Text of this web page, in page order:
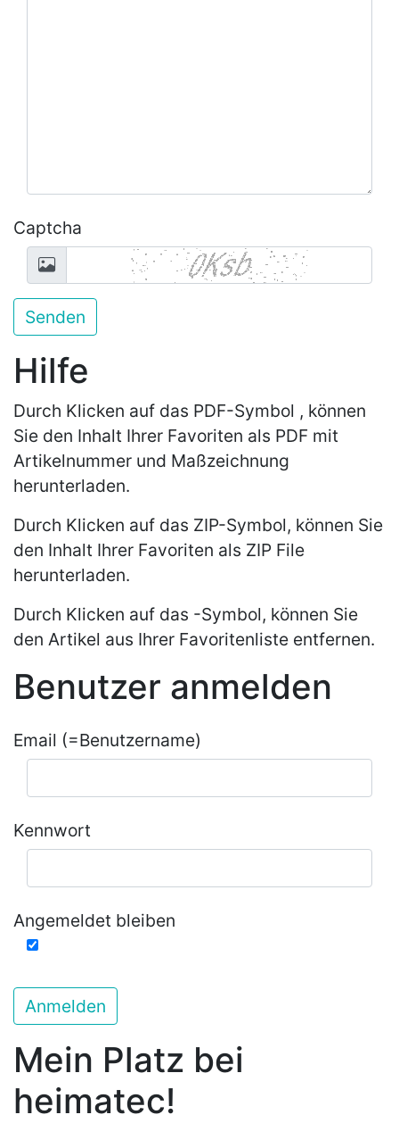
Captcha
Hilfe
Durch Klicken auf das PDF-Symbol , können
Sie den Inhalt Ihrer Favoriten als PDF mit
Artikelnummer und Maßzeichnung
herunterladen.
Durch Klicken auf das ZIP-Symbol, können Sie
den Inhalt Ihrer Favoriten als ZIP File
herunterladen.
Durch Klicken auf das -Symbol, können Sie
den Artikel aus Ihrer Favoritenliste entfernen.
Benutzer anmelden
Email (=Benutzername)
Kennwort
Angemeldet bleiben
Anmelden
Mein Platz bei
heimatec!